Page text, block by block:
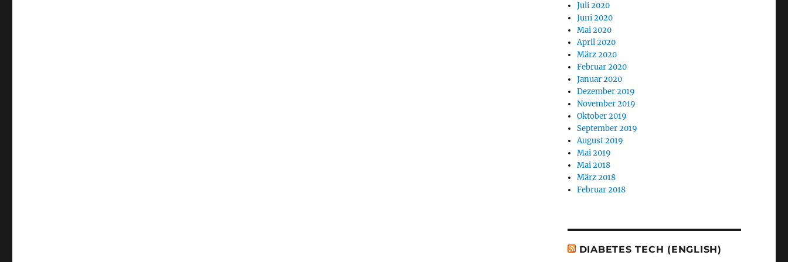
Juli 2020
Juni 2020
Mai 2020
April 2020
März 2020
Februar 2020
Januar 2020
Dezember 2019
November 2019
Oktober 2019
September 2019
August 2019
Mai 2019
Mai 2018
März 2018
Februar 2018
DIABETES TECH (ENGLISH)